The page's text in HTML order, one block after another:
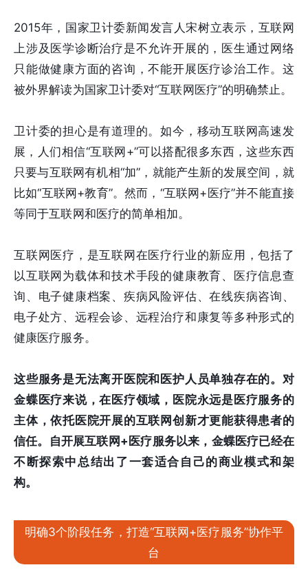
2015年，国家卫计委新闻发言人宋树立表示，互联网
上涉及医学诊断治疗是不允许开展的，医生通过网络
只能做健康方面的咨询，不能开展医疗诊治工作。这
被外界解读为国家卫计委对“互联网医疗”的明确禁止。
卫计委的担心是有道理的。如今，移动互联网高速发
展，人们相信“互联网+”可以搭配很多东西，这些东西
只要与互联网有机相“加”，就能产生新的发展空间，就
比如“互联网+教育”。然而，“互联网+医疗”并不能直接
等同于互联网和医疗的简单相加。
互联网医疗，是互联网在医疗行业的新应用，包括了
以互联网为载体和技术手段的健康教育、医疗信息查
询、电子健康档案、疾病风险评估、在线疾病咨询、
电子处方、远程会诊、远程治疗和康复等多种形式的
健康医疗服务。
这些服务是无法离开医院和医护人员单独存在的。对
金蝶医疗来说，在医疗领域，医院永远是医疗服务的
主体，依托医院开展的互联网创新才更能获得患者的
信任。自开展互联网+医疗服务以来，金蝶医疗已经在
不断探索中总结出了一套适合自己的商业模式和架
构。
明确3个阶段任务，打造“互联网+医疗服务”协作平
台